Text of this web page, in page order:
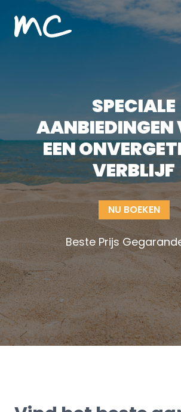
MC Alojamientos
SPECIALE
AANBIEDINGEN
EEN
VERBLIJF
NU BOEKEN
Beste Prijs